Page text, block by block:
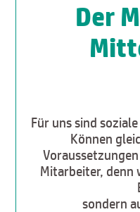
Der
Für uns sind
Können
Mitarbeiter, denn
sondern